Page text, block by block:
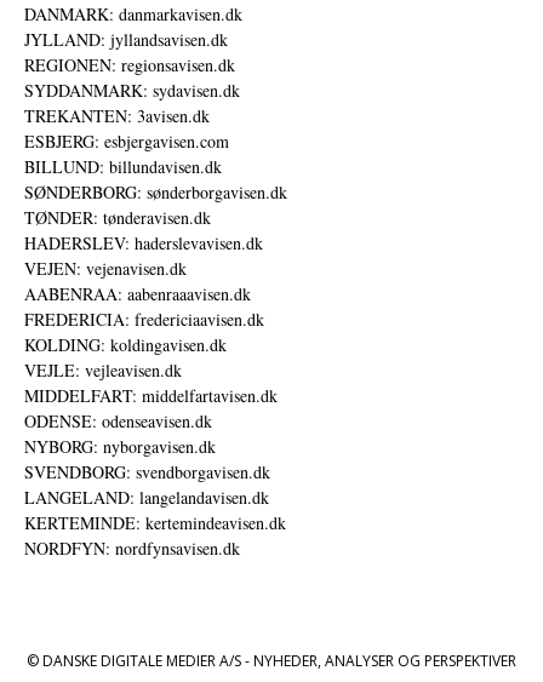
DANMARK: danmarkavisen.dk
JYLLAND: jyllandsavisen.dk
REGIONEN: regionsavisen.dk
SYDDANMARK: sydavisen.dk
TREKANTEN: 3avisen.dk
ESBJERG: esbjergavisen.com
BILLUND: billundavisen.dk
SØNDERBORG: sønderborgavisen.dk
TØNDER: tønderavisen.dk
HADERSLEV: haderslevavisen.dk
VEJEN: vejenavisen.dk
AABENRAA: aabenraaavisen.dk
FREDERICIA: fredericiaavisen.dk
KOLDING: koldingavisen.dk
VEJLE: vejleavisen.dk
MIDDELFART: middelfartavisen.dk
ODENSE: odenseavisen.dk
NYBORG: nyborgavisen.dk
SVENDBORG: svendborgavisen.dk
LANGELAND: langelandavisen.dk
KERTEMINDE: kertemindeavisen.dk
NORDFYN: nordfynsavisen.dk
© DANSKE DIGITALE MEDIER A/S - NYHEDER, ANALYSER OG PERSPEKTIVER